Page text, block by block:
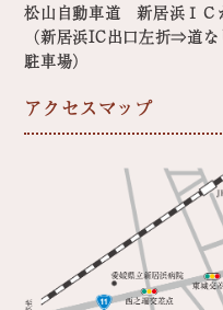
松山自動車道 新居浜ＩＣ
（新居浜IC出口左折⇒道
駐車場）
アクセスマップ